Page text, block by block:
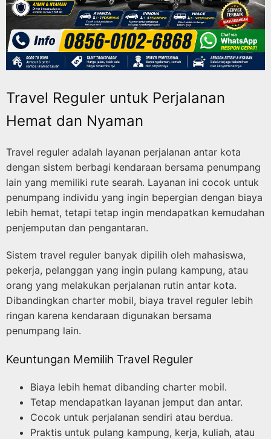
Travel Reguler untuk Perjalanan
Hemat dan Nyaman
Travel reguler adalah layanan perjalanan antar kota
dengan sistem berbagi kendaraan bersama penumpang
lain yang memiliki rute searah. Layanan ini cocok untuk
penumpang individu yang ingin bepergian dengan biaya
lebih hemat, tetapi tetap ingin mendapatkan kemudahan
penjemputan dan pengantaran.
Sistem travel reguler banyak dipilih oleh mahasiswa,
pekerja, pelanggan yang ingin pulang kampung, atau
orang yang melakukan perjalanan rutin antar kota.
Dibandingkan charter mobil, biaya travel reguler lebih
ringan karena kendaraan digunakan bersama
penumpang lain.
Keuntungan Memilih Travel Reguler
Biaya lebih hemat dibanding charter mobil.
Tetap mendapatkan layanan jemput dan antar.
Cocok untuk perjalanan sendiri atau berdua.
Praktis untuk pulang kampung, kerja, kuliah, atau